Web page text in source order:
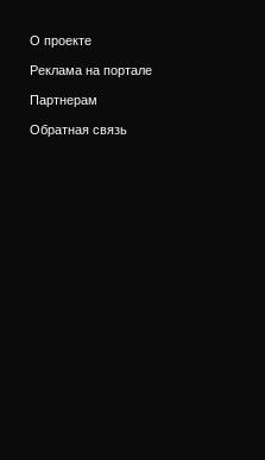
О проекте
Реклама на портале
Партнерам
Обратная связь